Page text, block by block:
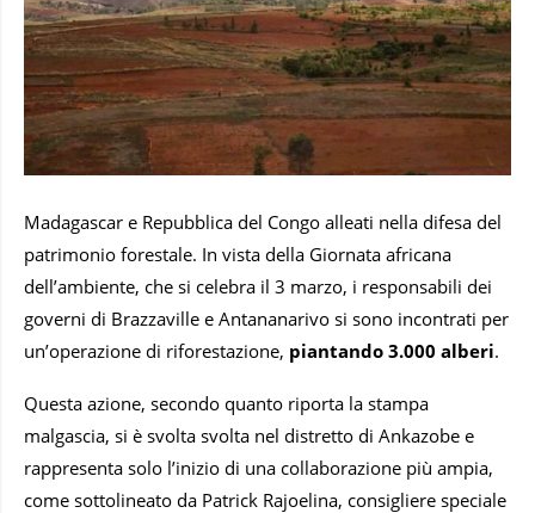
Madagascar e Repubblica del Congo alleati nella difesa del
patrimonio forestale. In vista della Giornata africana
dell’ambiente, che si celebra il 3 marzo, i responsabili dei
governi di Brazzaville e Antananarivo si sono incontrati per
un’operazione di riforestazione, piantando 3.000 alberi.
Questa azione, secondo quanto riporta la stampa
malgascia, si è svolta svolta nel distretto di Ankazobe e
rappresenta solo l’inizio di una collaborazione più ampia,
come sottolineato da Patrick Rajoelina, consigliere speciale